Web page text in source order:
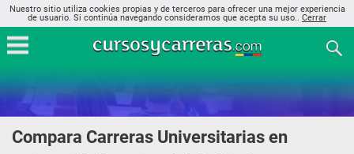
Nuestro sitio utiliza cookies propias y de terceros para ofrecer una mejor experiencia
de usuario. Si continúa navegando consideramos que acepta su uso.. Cerrar
Compara Carreras Universitarias en